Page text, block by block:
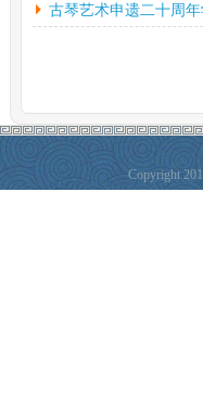
古琴艺术申遗二十周
Copyright